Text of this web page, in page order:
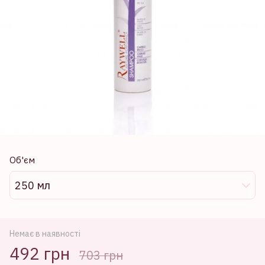
Об'єм
250 мл
Немає в наявності
492 грн 703 грн